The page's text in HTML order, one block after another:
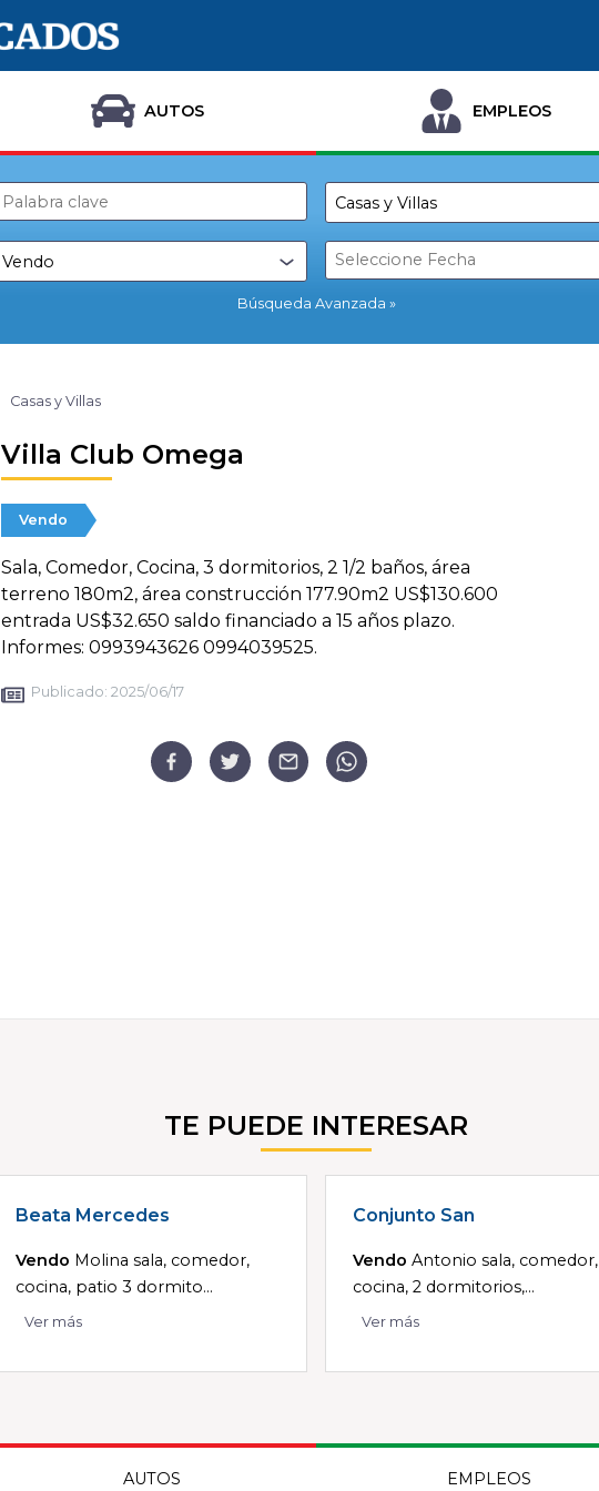
AUTOS EMPLEOS
Búsqueda Avanzada
Casas y Villas
Villa Club Omega
Vendo
Sala, Comedor, Cocina, 3 dormitorios, 2 1/2 baños, área
terreno 180m2, área construcción 177.90m2 US$130.600
entrada US$32.650 saldo financiado a 15 años plazo.
Informes: 0993943626 0994039525.
Publicado: 2025/06/17
TE PUEDE INTERESAR
Beata Mercedes
Vendo Molina sala, comedor,
cocina, patio 3 dormito...
Ver más
Conjunto San
Vendo Antonio sala, comedor,
cocina, 2 dormitorios,...
Ver más
AUTOS EMPLEOS